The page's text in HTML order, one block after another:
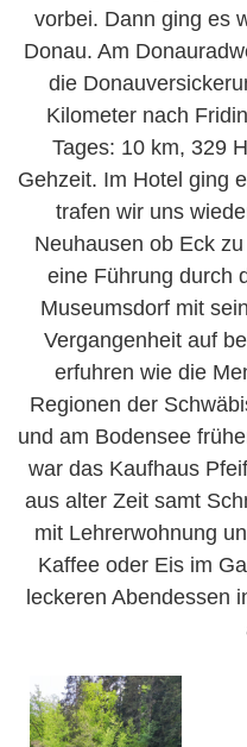
vorbei. Dann ging es
Donau. Am
die
Kilometer nach
Tages: 10 km, 329
Gehzeit. Im Hotel ging
trafen wir uns
Neuhausen ob Eck
eine Führung durch
Museumsdorf mit
Vergangenheit auf
erfuhren wie die
Regionen der
und am Bodensee
war das Kaufhaus
aus alter Zeit samt
mit Lehrerwohnung
Kaffee oder Eis im
leckeren Abendessen